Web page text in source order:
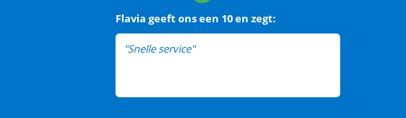
Flavia geeft ons een 10 en zegt:
"Snelle service"